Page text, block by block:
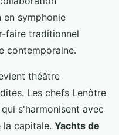
symphonie
faire traditionnel
contemporaine.
théâtre
Les chefs Lenôtre
s'harmonisent avec
la capitale. Yachts de